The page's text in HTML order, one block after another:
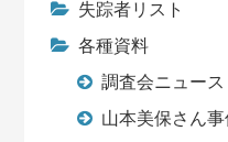
失踪者リスト
各種資料
調査会ニュース
山本美保さん事